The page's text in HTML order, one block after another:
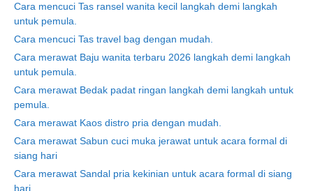
Cara mencuci Tas ransel wanita kecil langkah demi langkah
untuk pemula.
Cara mencuci Tas travel bag dengan mudah.
Cara merawat Baju wanita terbaru 2026 langkah demi langkah
untuk pemula.
Cara merawat Bedak padat ringan langkah demi langkah untuk
pemula.
Cara merawat Kaos distro pria dengan mudah.
Cara merawat Sabun cuci muka jerawat untuk acara formal di
siang hari
Cara merawat Sandal pria kekinian untuk acara formal di siang
hari